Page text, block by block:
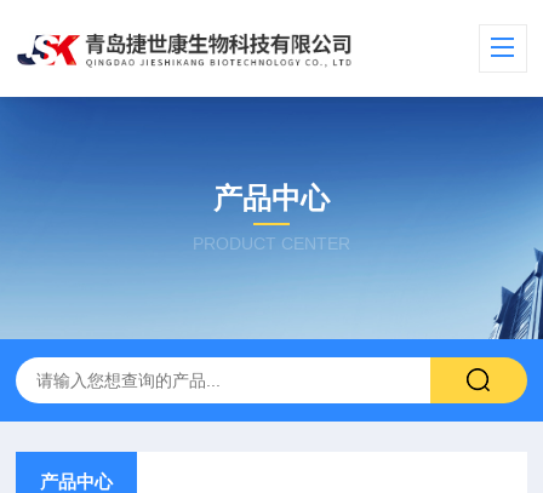
产品中心
PRODUCT CENTER
产品中心